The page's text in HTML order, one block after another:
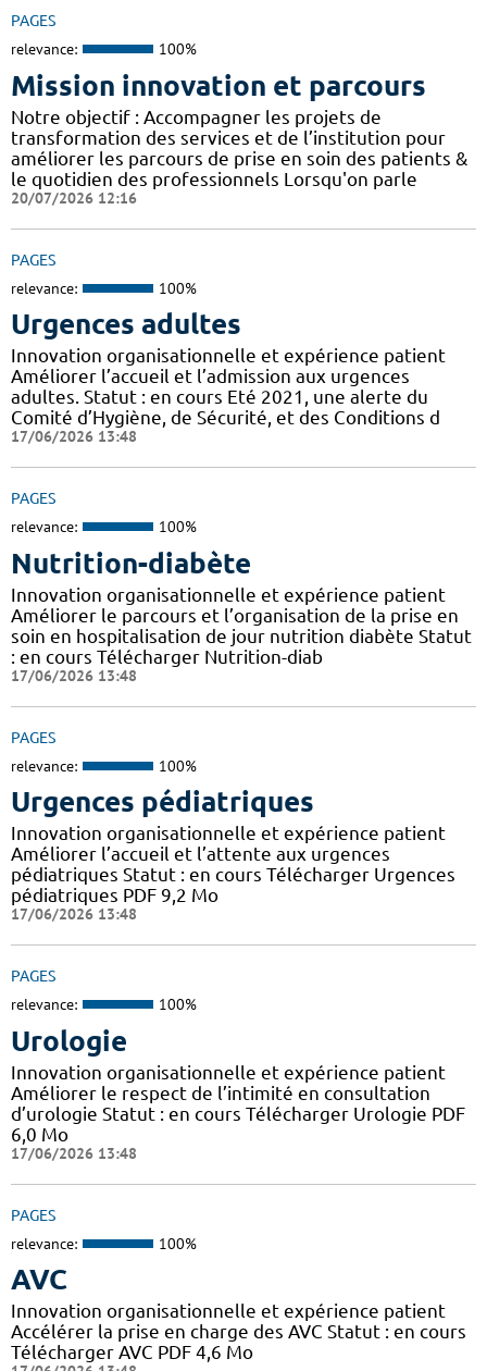
PAGES
relevance: 100%
Mission innovation et parcours
Notre objectif : Accompagner les projets de
transformation des services et de l’institution pour
améliorer les parcours de prise en soin des patients &
le quotidien des professionnels Lorsqu'on parle
20/07/2026 12:16
PAGES
relevance: 100%
Urgences adultes
Innovation organisationnelle et expérience patient
Améliorer l’accueil et l’admission aux urgences
adultes. Statut : en cours Eté 2021, une alerte du
Comité d’Hygiène, de Sécurité, et des Conditions d
17/06/2026 13:48
PAGES
relevance: 100%
Nutrition-diabète
Innovation organisationnelle et expérience patient
Améliorer le parcours et l’organisation de la prise en
soin en hospitalisation de jour nutrition diabète Statut
: en cours Télécharger Nutrition-diab
17/06/2026 13:48
PAGES
relevance: 100%
Urgences pédiatriques
Innovation organisationnelle et expérience patient
Améliorer l’accueil et l’attente aux urgences
pédiatriques Statut : en cours Télécharger Urgences
pédiatriques PDF 9,2 Mo
17/06/2026 13:48
PAGES
relevance: 100%
Urologie
Innovation organisationnelle et expérience patient
Améliorer le respect de l’intimité en consultation
d’urologie Statut : en cours Télécharger Urologie PDF
6,0 Mo
17/06/2026 13:48
PAGES
relevance: 100%
AVC
Innovation organisationnelle et expérience patient
Accélérer la prise en charge des AVC Statut : en cours
Télécharger AVC PDF 4,6 Mo